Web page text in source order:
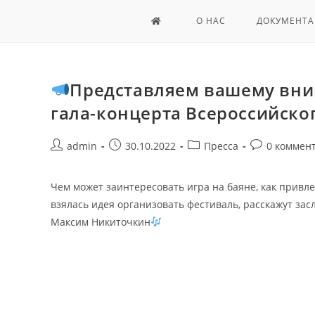
О НАС
Представляем вашему
гала-концерта
admin 30.10.2022 Пресса 0
Чем может заинтересовать игра на баяне, как
взялась идея организовать фестиваль, расскажут
Максим Никиточкин